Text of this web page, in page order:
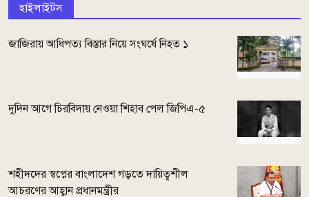
হাইলাইটস
জাজিরায় আধিপত্য বিস্তার নিয়ে সংঘর্ষে নিহত ১
দুদিন আগে চিরবিদায় নেওয়া শিহাব পেল জিপিএ-৫
শহীদদের স্বপ্নের বাংলাদেশ গড়তে দায়িত্বশীল
আচরণের আহ্বান প্রধানমন্ত্রীর